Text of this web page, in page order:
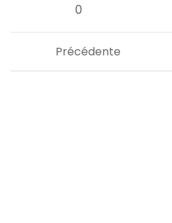
0
Précédente